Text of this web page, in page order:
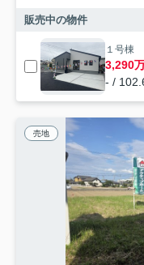
販売中の物件
１号棟
3,290
- /
売地